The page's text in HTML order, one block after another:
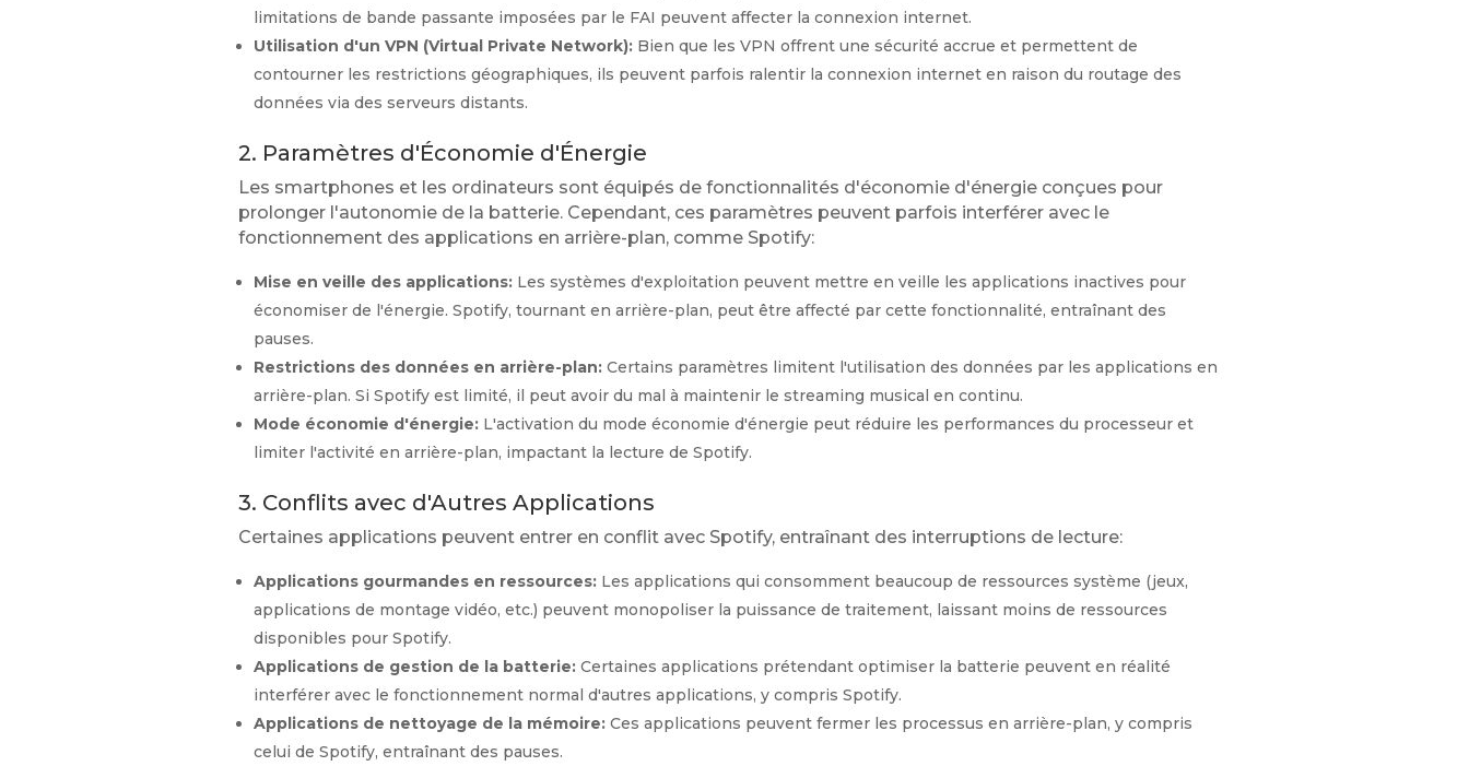
limitations de bande passante imposées par le FAI peuvent affecter la connexion internet.
Utilisation d'un VPN (Virtual Private Network): Bien que les VPN offrent une sécurité accrue et permettent de
contourner les restrictions géographiques, ils peuvent parfois ralentir la connexion internet en raison du routage des
données via des serveurs distants.
2. Paramètres d'Économie d'Énergie
Les smartphones et les ordinateurs sont équipés de fonctionnalités d'économie d'énergie conçues pour
prolonger l'autonomie de la batterie. Cependant, ces paramètres peuvent parfois interférer avec le
fonctionnement des applications en arrière-plan, comme Spotify:
Mise en veille des applications: Les systèmes d'exploitation peuvent mettre en veille les applications inactives pour
économiser de l'énergie. Spotify, tournant en arrière-plan, peut être affecté par cette fonctionnalité, entraînant des
pauses.
Restrictions des données en arrière-plan: Certains paramètres limitent l'utilisation des données par les applications en
arrière-plan. Si Spotify est limité, il peut avoir du mal à maintenir le streaming musical en continu.
Mode économie d'énergie: L'activation du mode économie d'énergie peut réduire les performances du processeur et
limiter l'activité en arrière-plan, impactant la lecture de Spotify.
3. Conflits avec d'Autres Applications
Certaines applications peuvent entrer en conflit avec Spotify, entraînant des interruptions de lecture:
Applications gourmandes en ressources: Les applications qui consomment beaucoup de ressources système (jeux,
applications de montage vidéo, etc.) peuvent monopoliser la puissance de traitement, laissant moins de ressources
disponibles pour Spotify.
Applications de gestion de la batterie: Certaines applications prétendant optimiser la batterie peuvent en réalité
interférer avec le fonctionnement normal d'autres applications, y compris Spotify.
Applications de nettoyage de la mémoire: Ces applications peuvent fermer les processus en arrière-plan, y compris
celui de Spotify, entraînant des pauses.